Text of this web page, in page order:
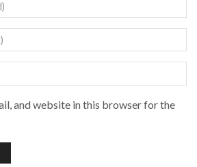
and website in this browser for the